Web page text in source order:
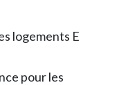
logements E
pour les